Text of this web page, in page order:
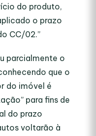
do produto,
o prazo
CC/02.”
parcialmente o
que o
do imóvel é
para fins de
do prazo
voltarão à